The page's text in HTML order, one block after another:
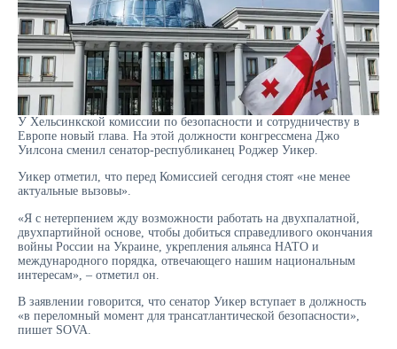
У Хельсинкской комиссии по безопасности и сотрудничеству в
Европе новый глава. На этой должности конгрессмена Джо
Уилсона сменил сенатор-республиканец Роджер Уикер.
Уикер отметил, что перед Комиссией сегодня стоят «не менее
актуальные вызовы».
«Я с нетерпением жду возможности работать на двухпалатной,
двухпартийной основе, чтобы добиться справедливого окончания
войны России на Украине, укрепления альянса НАТО и
международного порядка, отвечающего нашим национальным
интересам», – отметил он.
В заявлении говорится, что сенатор Уикер вступает в должность
«в переломный момент для трансатлантической безопасности»,
пишет SOVA.